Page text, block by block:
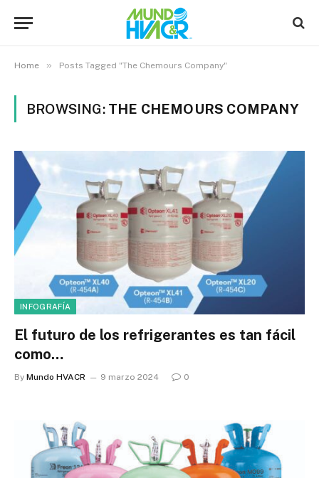
Home » Posts Tagged "The Chemours Company"
BROWSING: THE CHEMOURS COMPANY
INFOGRAFÍA
El futuro de los refrigerantes es tan fácil
como…
By Mundo HVACR 9 marzo 2024 0